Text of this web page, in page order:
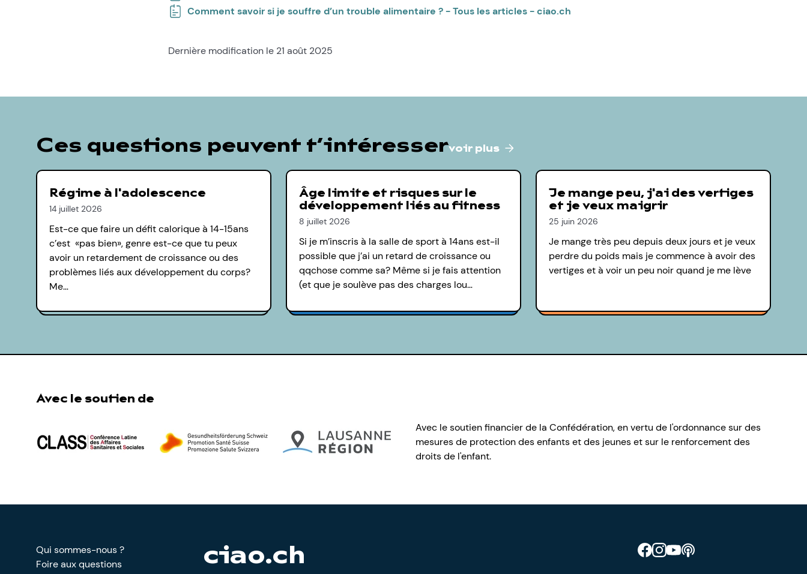
Comment savoir si je souffre d’un trouble alimentaire ? - Tous les articles - ciao.ch
Dernière modification le 21 août 2025
Ces questions peuvent t’intéresservoir plus
Régime à l'adolescence
14 juillet 2026
Est-ce que faire un défit calorique à 14-15ans
c’est «pas bien», genre est-ce que tu peux
avoir un retardement de croissance ou des
problèmes liés aux développement du corps?
Me…
Âge limite et risques sur le
développement liés au fitness
8 juillet 2026
Si je m’inscris à la salle de sport à 14ans est-il
possible que j’ai un retard de croissance ou
qqchose comme sa? Même si je fais attention
(et que je soulève pas des charges lou…
Je mange peu, j'ai des vertiges
et je veux maigrir
25 juin 2026
Je mange très peu depuis deux jours et je veux
perdre du poids mais je commence à avoir des
vertiges et à voir un peu noir quand je me lève
Avec le soutien de
Avec le soutien financier de la Confédération, en vertu de l'ordonnance sur des
mesures de protection des enfants et des jeunes et sur le renforcement des
droits de l'enfant.
Retrouve CIAO sur Facebook
Retrouve CIAO sur Instagram
Retrouve CIAO sur YouTube
Découvre notre podcast
Qui sommes-nous ?
Foire aux questions
ciao.ch